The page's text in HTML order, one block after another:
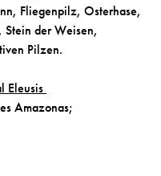
Fliegenpilz, Osterhase,
der Weisen,
Pilzen.
Eleusis
Amazonas;